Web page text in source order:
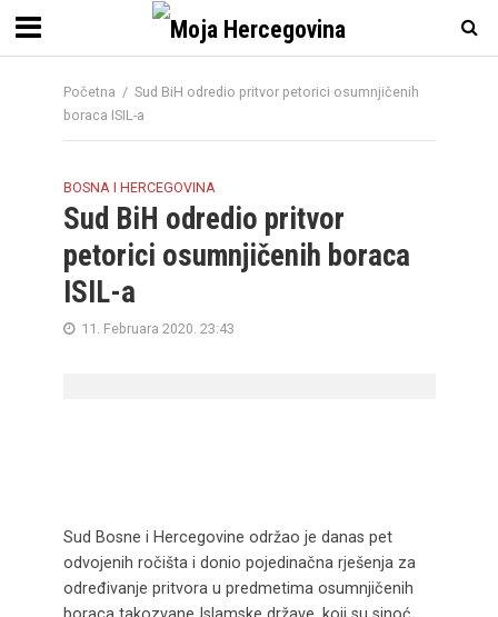
Početna / Sud BiH odredio pritvor petorici osumnjičenih
boraca ISIL-a
BOSNA I HERCEGOVINA
Sud BiH odredio pritvor
petorici osumnjičenih boraca
ISIL-a
11. Februara 2020. 23:43
Sud Bosne i Hercegovine održao je danas pet
odvojenih ročišta i donio pojedinačna rješenja za
određivanje pritvora u predmetima osumnjičenih